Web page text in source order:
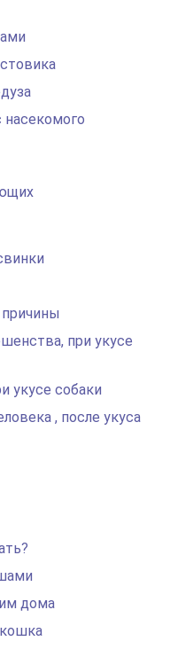
при укусе
укусе собаки
, после укуса
дома